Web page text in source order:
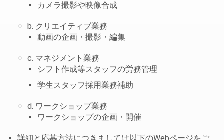
カメラ撮影や映像合成
b. クリエイティブ業務
動画の企画・撮影・編集
c. マネジメント業務
シフト作成等スタッフの労務管理
学生スタッフ採用業務補助
d. ワークショップ業務
ワークショップの企画・開催
詳細と応募方法につきましては以下のWebページをご